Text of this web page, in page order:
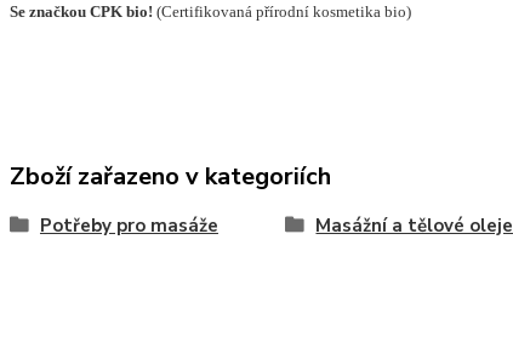
Se značkou CPK bio! (Certifikovaná přírodní kosmetika bio)
Zboží zařazeno v kategoriích
Potřeby pro masáže Masážní a tělové oleje